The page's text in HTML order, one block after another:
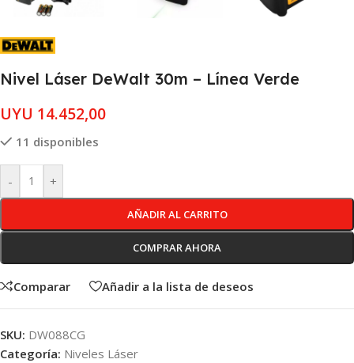
Nivel Láser DeWalt 30m – Línea Verde
UYU 14.452,00
11 disponibles
- +
AÑADIR AL CARRITO
COMPRAR AHORA
Comparar Añadir a la lista de deseos
SKU: DW088CG
Categoría: Niveles Láser